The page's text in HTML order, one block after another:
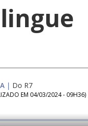
| Do R7
EM 04/03/2024 - 09H36)